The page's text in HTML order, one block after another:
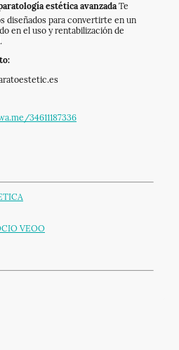
estética avanzadaTe
diseñados para convertirte en un
en el uso y rentabilización de
34611187336
VEOO